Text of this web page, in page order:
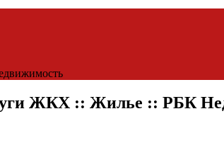
ЖКХ :: Жилье :: РБК